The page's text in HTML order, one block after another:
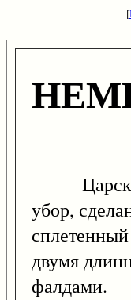
[
убор,
двумя
фалдами.